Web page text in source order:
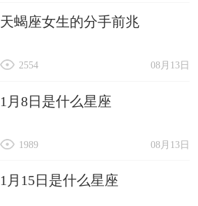
天蝎座女生的分手前兆
08月13日
2554
1月8日是什么星座
08月13日
1989
1月15日是什么星座